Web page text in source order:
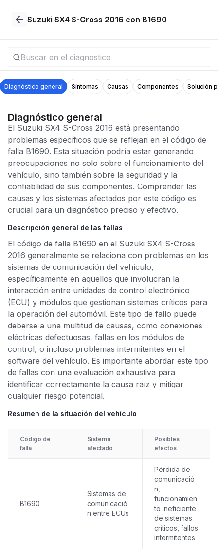
Suzuki SX4 S-Cross 2016 con B1690
Diagnóstico general Síntomas Causas Componentes Solución
Diagnóstico general
El Suzuki SX4 S-Cross 2016 está presentando
problemas específicos que se reflejan en el código de
falla B1690. Esta situación podría estar generando
preocupaciones no solo sobre el funcionamiento del
vehículo, sino también sobre la seguridad y la
confiabilidad de sus componentes. Comprender las
causas y los sistemas afectados por este código es
crucial para un diagnóstico preciso y efectivo.
Descripción general de las fallas
El código de falla B1690 en el Suzuki SX4 S-Cross
2016 generalmente se relaciona con problemas en los
sistemas de comunicación del vehículo,
específicamente en aquellos que involucran la
interacción entre unidades de control electrónico
(ECU) y módulos que gestionan sistemas críticos para
la operación del automóvil. Este tipo de fallo puede
deberse a una multitud de causas, como conexiones
eléctricas defectuosas, fallas en los módulos de
control, o incluso problemas intermitentes en el
software del vehículo. Es importante abordar este tipo
de fallas con una evaluación exhaustiva para
identificar correctamente la causa raíz y mitigar
cualquier riesgo potencial.
Resumen de la situación del vehículo
Código de
falla
Sistema
afectado
Posibles
efectos
B1690
Sistemas de
comunicació
n entre ECUs
Pérdida de
comunicació
n,
funcionamien
to ineficiente
de sistemas
críticos, fallos
intermitentes